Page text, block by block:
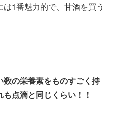
1番魅力的で、甘酒を買う
数の栄養素をものすごく持
点滴と同じくらい！！